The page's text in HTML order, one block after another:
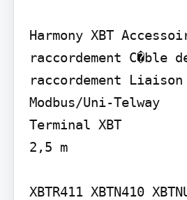
Harmony XBT
raccordement C�ble
raccordement
Modbus/Uni-Telway
Terminal XBT
2,5 m
XBTR411 XBTN410